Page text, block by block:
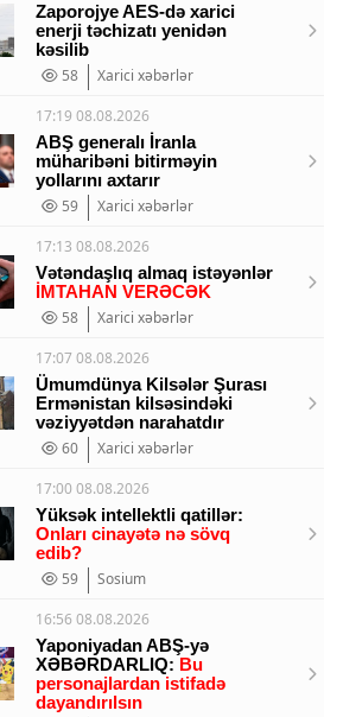
Не ешьте эту
готовую еду из
магазина: список
Zaporojye AES-də xarici
enerji təchizatı yenidən
kəsilib
58
Xarici xəbərlər
17:19 08.08.2026
ABŞ generalı İranla
müharibəni bitirməyin
yollarını axtarır
59
Xarici xəbərlər
17:13 08.08.2026
Vətəndaşlıq almaq istəyənlər
İMTAHAN VERƏCƏK
58
Xarici xəbərlər
17:07 08.08.2026
Ümumdünya Kilsələr Şurası
Ermənistan kilsəsindəki
vəziyyətdən narahatdır
60
Xarici xəbərlər
17:00 08.08.2026
Yüksək intellektli qatillər:
Onları cinayətə nə sövq
edib?
59
Sosium
16:56 08.08.2026
Yaponiyadan ABŞ-yə
XƏBƏRDARLIQ: Bu
personajlardan istifadə
dayandırılsın